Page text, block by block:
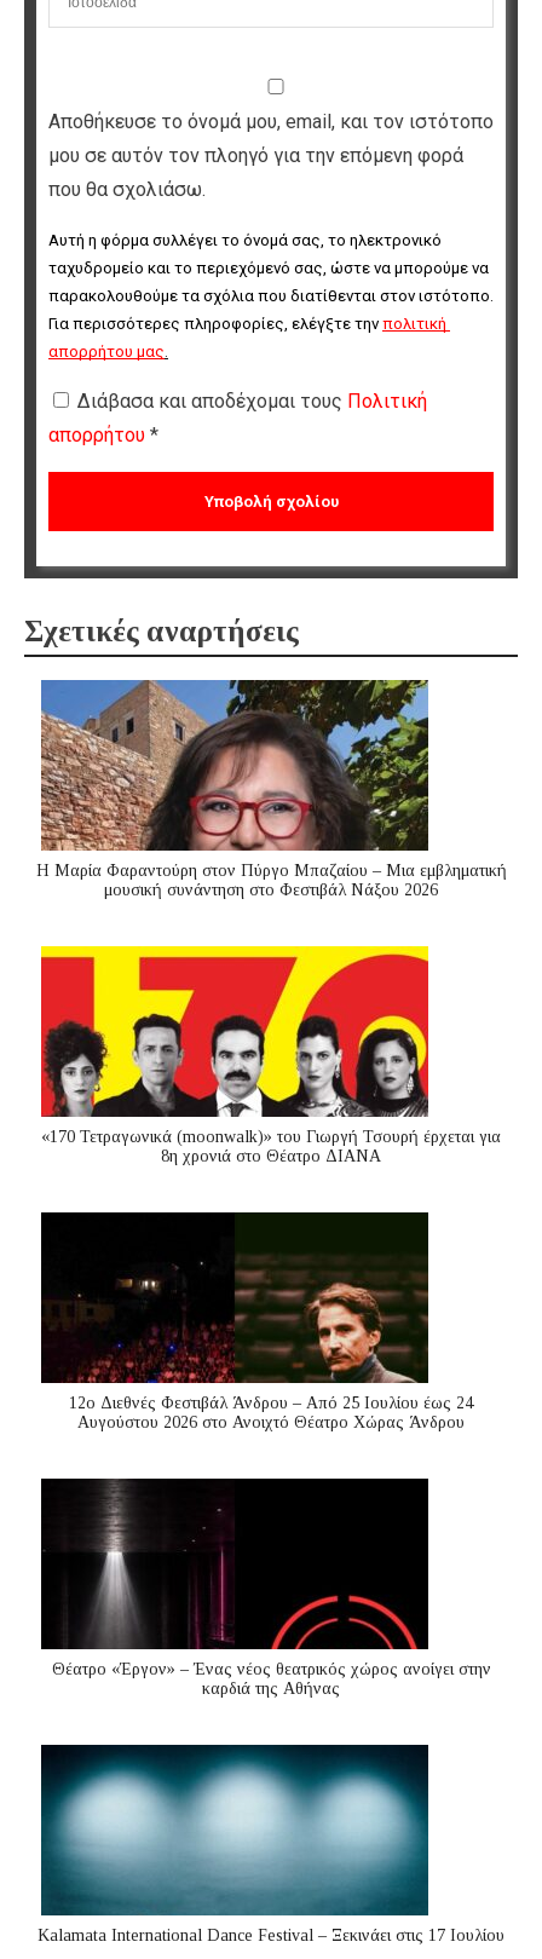
Αποθήκευσε το όνομά μου, email, και τον ιστότοπο
μου σε αυτόν τον πλοηγό για την επόμενη φορά
που θα σχολιάσω.
Αυτή η φόρμα συλλέγει το όνομά σας, το ηλεκτρονικό
ταχυδρομείο και το περιεχόμενό σας, ώστε να μπορούμε να
παρακολουθούμε τα σχόλια που διατίθενται στον ιστότοπο.
Για περισσότερες πληροφορίες, ελέγξτε την πολιτική
απορρήτου μας.
Διάβασα και αποδέχομαι τους Πολιτική
απορρήτου *
Σχετικές αναρτήσεις
Η Μαρία Φαραντούρη στον Πύργο Μπαζαίου – Μια εμβληματική
μουσική συνάντηση στο Φεστιβάλ Νάξου 2026
«170 Τετραγωνικά (moonwalk)» του Γιωργή Τσουρή έρχεται για
8η χρονιά στο Θέατρο ΔΙΑΝΑ
12ο Διεθνές Φεστιβάλ Άνδρου – Από 25 Ιουλίου έως 24
Αυγούστου 2026 στο Ανοιχτό Θέατρο Χώρας Άνδρου
Θέατρο «Έργον» – Ένας νέος θεατρικός χώρος ανοίγει στην
καρδιά της Αθήνας
Kalamata International Dance Festival – Ξεκινάει στις 17 Ιουλίου